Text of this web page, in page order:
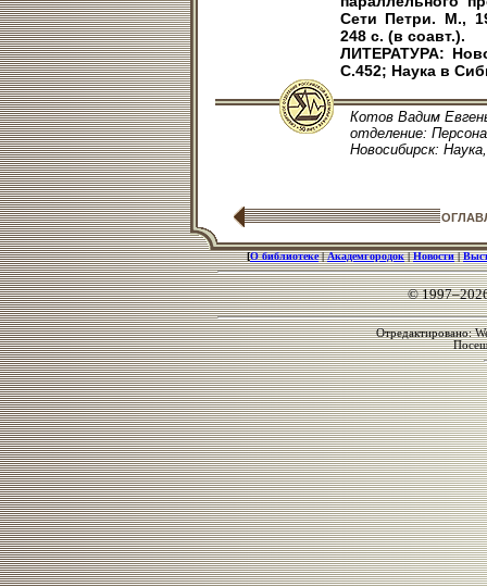
Сети Петри. М.,
248 с. (в соавт.).
ЛИТЕРАТУРА:
С.452; Наука в
Котов Вадим
отделение:
Новосибирск:
[О библиотеке|Академгородок|Новости|
©
Отредактировано: